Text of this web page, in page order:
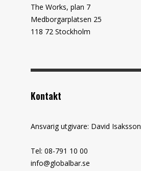
The Works, plan 7
Medborgarplatsen 25
118 72 Stockholm
Kontakt
Ansvarig utgivare: David Isaksson
Tel: 08-791 10 00
info@globalbar.se